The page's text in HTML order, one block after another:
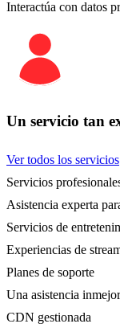
Interactúa con datos
Un servicio tan
Ver todos los servicios
Servicios
Asistencia experta
Servicios de
Experiencias de
Planes de soporte
Una asistencia
CDN gestionada